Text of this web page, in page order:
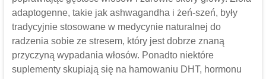
adaptogenne, takie jak ashwagandha i żeń-szeń, były
tradycyjnie stosowane w medycynie naturalnej do
radzenia sobie ze stresem, który jest dobrze znaną
przyczyną wypadania włosów. Ponadto niektóre
suplementy skupiają się na hamowaniu DHT, hormonu